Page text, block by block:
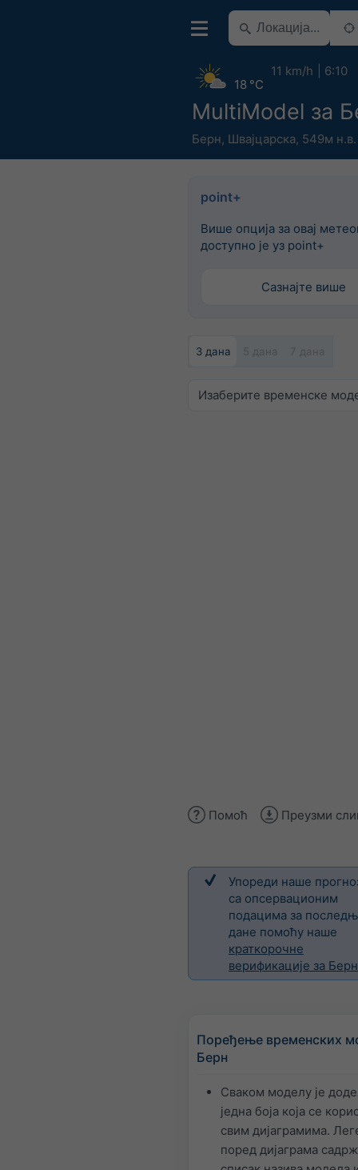
MultiModel за
Берн, Швајцарска, 549м н.в.
18 °C
11 km/h 6:10
point+
Више опција за овај
доступно је уз point+
Сазнајте више
3 дана 5 дана 7 дана
Изаберите временске
Помоћ Преузми
Упореди наше
са опсервационим
подацима за
дане помоћу наше
краткорочне
верификације за Берн
Поређење временских
Берн
Сваком моделу је
једна боја која се
свим дијаграмима.
поред дијаграма